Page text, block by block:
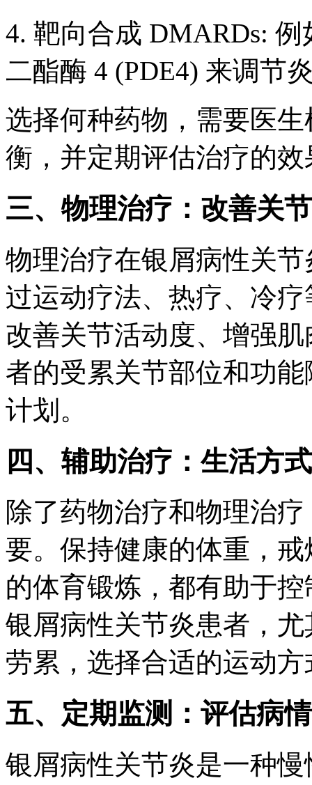
4. 靶向合成 DMARDs:
二酯酶 4 (PDE4) 来调节
选择何种药物，需要医
衡，并定期评估治疗的
三、物理治疗：改善关
物理治疗在银屑病性关
过运动疗法、热疗、冷
改善关节活动度、增强
者的受累关节部位和功
计划。
四、辅助治疗：生活方
除了药物治疗和物理治
要。保持健康的体重，
的体育锻炼，都有助于
银屑病性关节炎患者，
劳累，选择合适的运动
五、定期监测：评估病
银屑病性关节炎是一种